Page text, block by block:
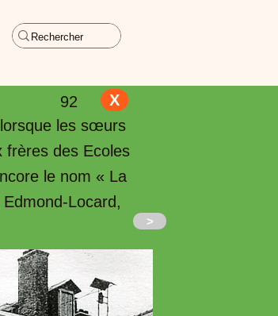
92
X
les sœurs
frères des Ecoles
le nom « La
Locard,
>